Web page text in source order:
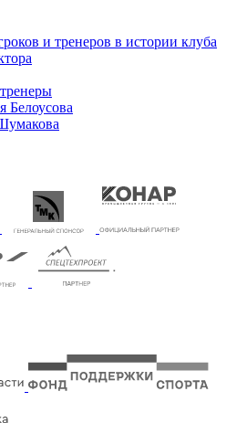
и тренеров в истории клуба
Белоусова